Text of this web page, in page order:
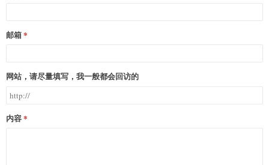
邮箱
网站，请尽量填写，我一般都会回访的
内容